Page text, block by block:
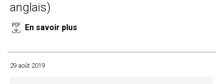
anglais)
En savoir plus
29 août 2019